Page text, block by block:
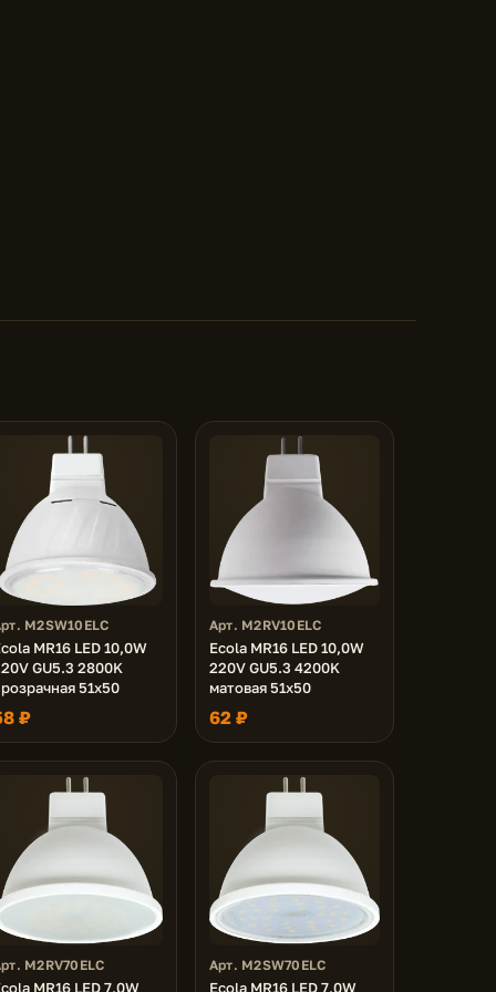
M2SW10ELC
MR16 LED 10,0W
GU5.3 2800K
51x50
₽
Арт. M2RV10ELC
Ecola MR16 LED 10,0W
220V GU5.3 4200K
матовая 51x50
62 ₽
M2RV70ELC
MR16 LED 7,0W
Арт. M2SW70ELC
Ecola MR16 LED 7,0W